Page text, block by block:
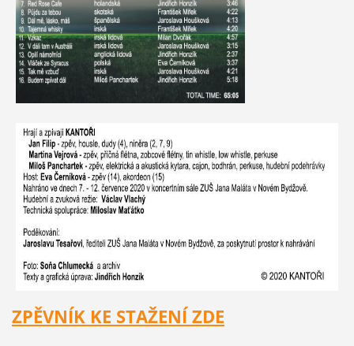
ZPĚVNÍK KE STAŽENÍ ZDE